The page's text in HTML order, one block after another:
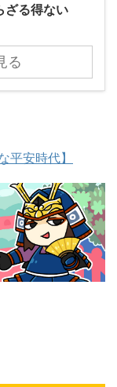
ざる得ない
る
平安時代】